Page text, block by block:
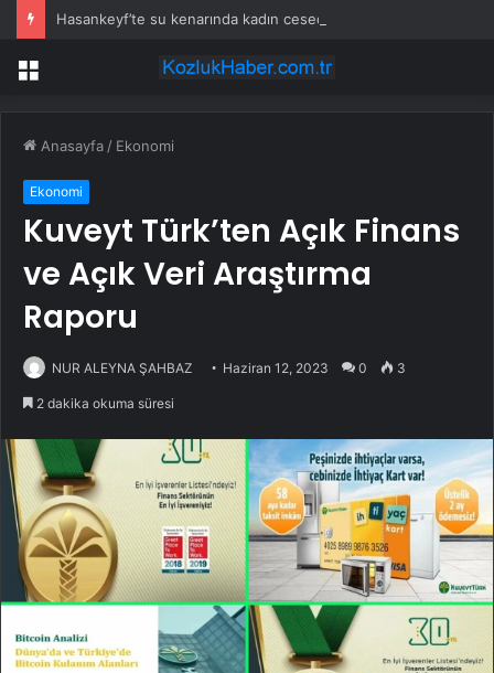
Hasankeyf’te su kenarında kadın cesedi bulundu
Menü
Anasayfa / Ekonomi
Ekonomi
Kuveyt Türk’ten Açık Finans
ve Açık Veri Araştırma
Raporu
NUR ALEYNA ŞAHBAZ Haziran 12, 2023 0 3
2 dakika okuma süresi